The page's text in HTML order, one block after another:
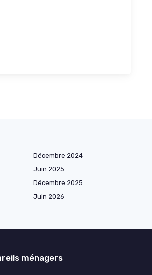
Décembre 2024
Juin 2025
Décembre 2025
Juin 2026
ménagers